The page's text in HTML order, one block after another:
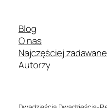
Blog
O nas
Najczęściej
Autorzy